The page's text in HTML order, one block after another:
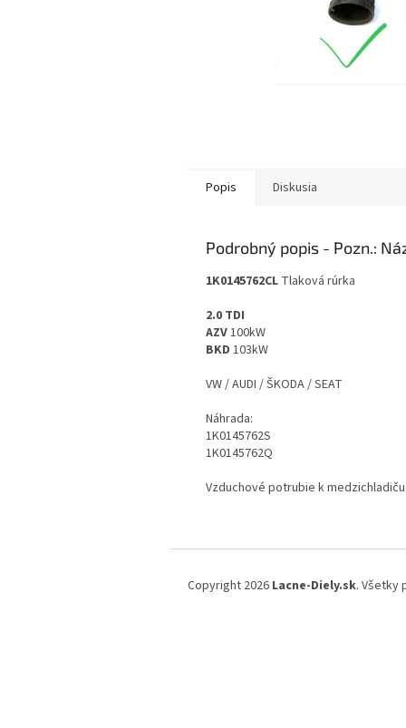
Popis Diskusia
Podrobný popis
1K0145762CL Tlaková rúrka
2.0 TDI
AZV100kW
BKD 103kW
VW / AUDI / ŠKODA / SEAT
Náhrada:
1K0145762S
1K0145762Q
Vzduchové potrubie k medzichladiču
Copyright 2026 Lacne-Diely.sk. Všetky